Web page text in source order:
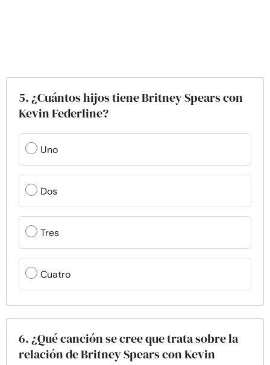
5. ¿Cuántos hijos tiene Britney Spears con
Kevin Federline?
Uno
Dos
Tres
Cuatro
6. ¿Qué canción se cree que trata sobre la
relación de Britney Spears con Kevin